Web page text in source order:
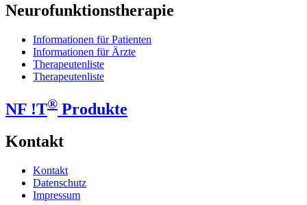
Neurofunktionstherapie
Informationen für Patienten
Informationen für Ärzte
Therapeutenliste
Therapeutenliste
NF !T® Produkte
Kontakt
Kontakt
Datenschutz
Impressum